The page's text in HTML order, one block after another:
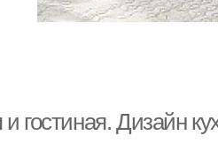
и гостиная. Дизайн